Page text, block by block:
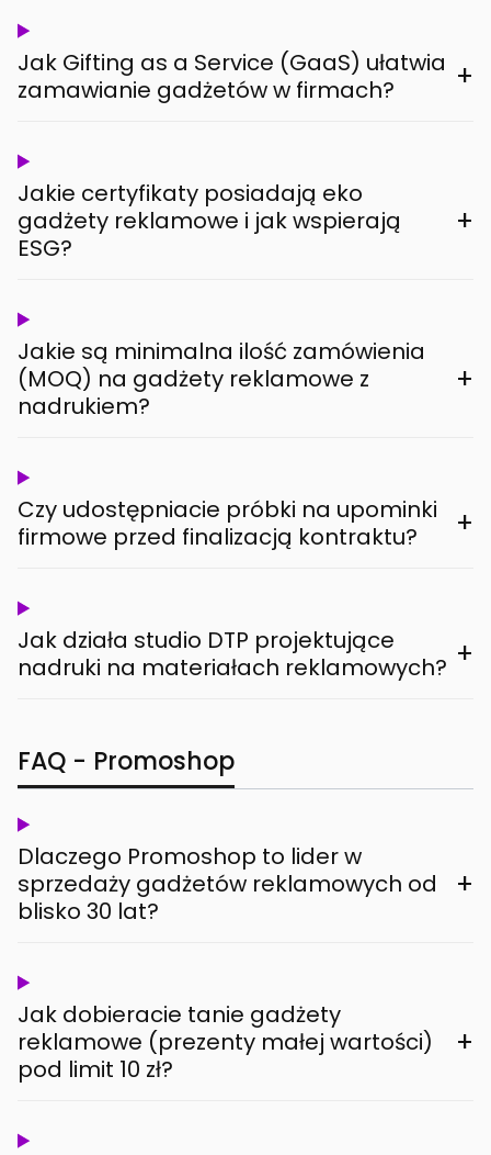
Jak Gifting as a Service (GaaS) ułatwia
zamawianie gadżetów w firmach?
+
Jakie certyfikaty posiadają eko
gadżety reklamowe i jak wspierają
ESG?
+
Jakie są minimalna ilość zamówienia
(MOQ) na gadżety reklamowe z
nadrukiem?
+
Czy udostępniacie próbki na upominki
firmowe przed finalizacją kontraktu?
+
Jak działa studio DTP projektujące
nadruki na materiałach reklamowych? +
FAQ - Promoshop
Dlaczego Promoshop to lider w
sprzedaży gadżetów reklamowych od
blisko 30 lat?
+
Jak dobieracie tanie gadżety
reklamowe (prezenty małej wartości)
pod limit 10 zł?
+